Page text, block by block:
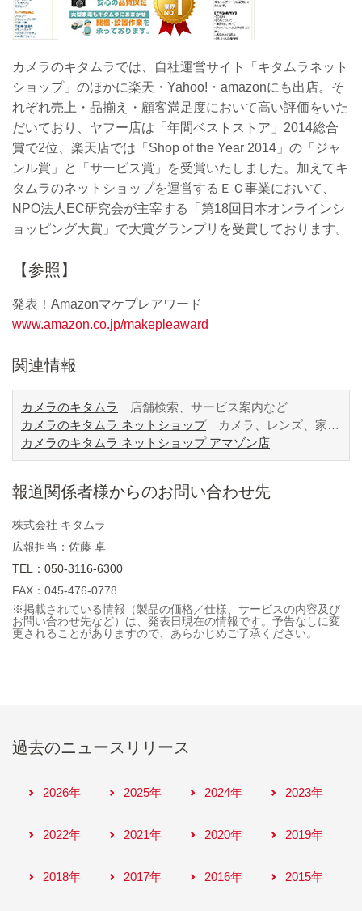
カメラのキタムラでは、自社運営サイト「キタムラネット
ショップ」のほかに楽天・Yahoo!・amazonにも出店。そ
れぞれ売上・品揃え・顧客満足度において高い評価をいた
だいており、ヤフー店は「年間ベストストア」2014総合
賞で2位、楽天店では「Shop of the Year 2014」の「ジャ
ンル賞」と「サービス賞」を受賞いたしました。加えてキ
タムラのネットショップを運営するＥＣ事業において、
NPO法人EC研究会が主宰する「第18回日本オンラインシ
ョッピング大賞」で大賞グランプリを受賞しております。
【参照】
発表！Amazonマケプレアワード
www.amazon.co.jp/makepleaward
関連情報
カメラのキタムラ
店舗検索、サービス案内など
カメラのキタムラ ネットショップカメラ、レンズ、家電など
カメラのキタムラ ネットショップ アマゾン店
報道関係者様からのお問い合わせ先
株式会社 キタムラ
広報担当：佐藤 卓
TEL：050-3116-6300
FAX：045-476-0778
※掲載されている情報（製品の価格／仕様、サービスの内容及び
お問い合わせ先など）は、発表日現在の情報です。予告なしに変
更されることがありますので、あらかじめご了承ください。
過去のニュースリリース
2026年 2025年 2024年 2023年
2022年 2021年 2020年 2019年
2018年 2017年 2016年 2015年